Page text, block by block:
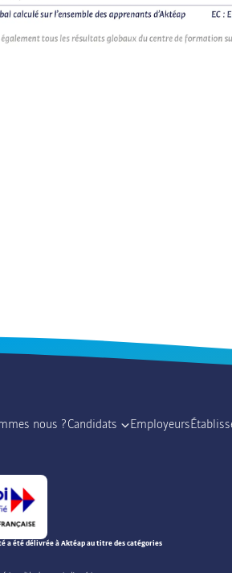
nous ?Candidats Employeurs
a été délivrée à Aktéap au titre des catégories